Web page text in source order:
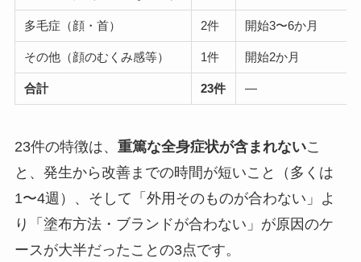
多毛症（顔・首） 2件 開始3〜6か月
その他（顔のむくみ感等） 1件 開始2か月
合計 23件 —
23件の特徴は、 重篤な全身症状が含まれないこ
と、発生から改善までの時間が短いこと（多くは
1〜4週）、そして「外用そのものが合わない」よ
り「塗布方法・ブランドが合わない」が原因のケ
ースが大半だったことの3点です。